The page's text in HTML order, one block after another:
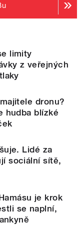
limity
z veřejných
dronu?
hudba blízké
Lidé za
sociální sítě,
je krok
se naplní,